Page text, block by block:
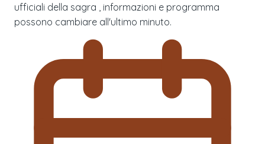
ufficiali della sagra , informazioni e programma
possono cambiare all'ultimo minuto.